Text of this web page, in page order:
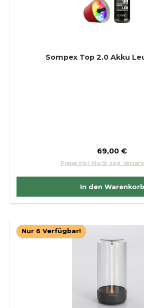
Sompex Top
Regulärer
69,00 €
Preise inkl. MwSt. zzgl.
In den Warenkorb
Nur 6 Verfügbar!